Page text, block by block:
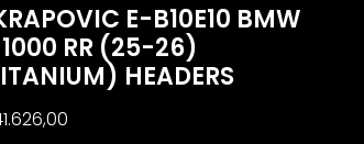
E-B10E10 BMW
RR (25-26)
HEADERS